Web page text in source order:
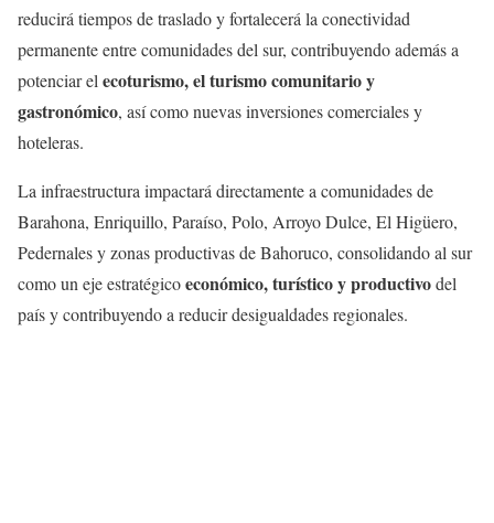
reducirá tiempos de traslado y fortalecerá la conectividad
permanente entre comunidades del sur, contribuyendo además a
potenciar el ecoturismo, el turismo comunitario y
gastronómico, así como nuevas inversiones comerciales y
hoteleras.
La infraestructura impactará directamente a comunidades de
Barahona, Enriquillo, Paraíso, Polo, Arroyo Dulce, El Higüero,
Pedernales y zonas productivas de Bahoruco, consolidando al sur
como un eje estratégicoeconómico, turístico y productivodel
país y contribuyendo a reducir desigualdades regionales.